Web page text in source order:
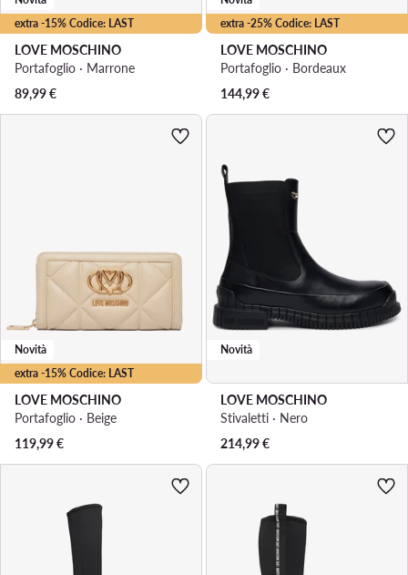
extra -15% Codice: LAST
LOVE MOSCHINO
Portafoglio · Marrone
89,99€
extra -25% Codice: LAST
LOVE MOSCHINO
Portafoglio · Bordeaux
144,99€
extra -15% Codice: LAST
Novità
LOVE MOSCHINO
Portafoglio · Beige
119,99€
Novità
LOVE MOSCHINO
Stivaletti · Nero
214,99€